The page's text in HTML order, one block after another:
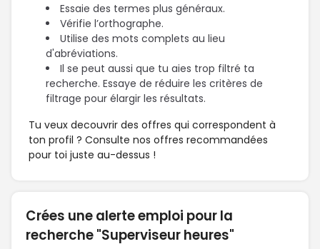
Essaie des termes plus généraux.
Vérifie l’orthographe.
Utilise des mots complets au lieu
d'abréviations.
Il se peut aussi que tu aies trop filtré ta
recherche. Essaye de réduire les critères de
filtrage pour élargir les résultats.
Tu veux decouvrir des offres qui correspondent à
ton profil ? Consulte nos offres recommandées
pour toi juste au-dessus !
Crées une alerte emploi pour la
recherche "Superviseur heures"